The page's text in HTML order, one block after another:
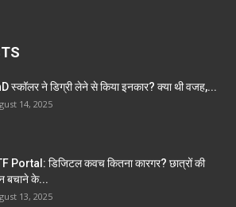
स्कॉलर ने डिग्री लेने से किया इनकार? क्या थी वजह,...
14, 2025
Portal: डिजिटल कवच कितना कारगर? छात्रों की
बचाने के...
13, 2025